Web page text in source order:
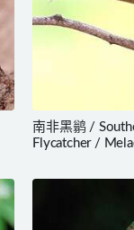
南非黑鹟 /
Flycatcher /